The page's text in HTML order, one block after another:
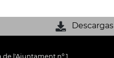
Descargas
de l'Ajuntament nº 1